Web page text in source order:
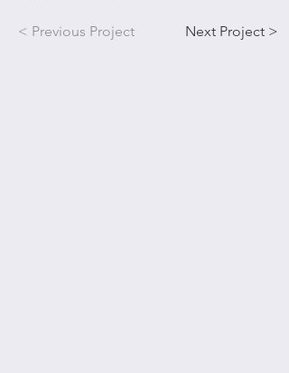
< Previous Project Next Project >